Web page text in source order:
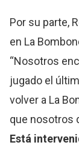
Por su parte,
en La
“Nosotros
jugado el
volver a La
que nosotros
Está